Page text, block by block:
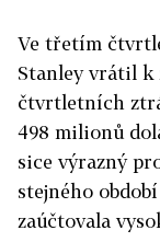
Ve třetím
Stanley vrátil
čtvrtletních
498 milionů
sice výrazný
stejného
zaúčtovala